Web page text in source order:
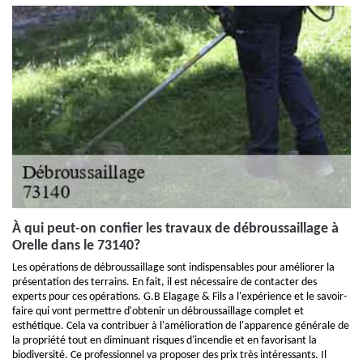
À qui peut-on confier les travaux de débroussaillage à
Orelle dans le 73140?
Les opérations de débroussaillage sont indispensables pour améliorer la
présentation des terrains. En fait, il est nécessaire de contacter des
experts pour ces opérations. G.B Elagage & Fils a l'expérience et le savoir-
faire qui vont permettre d'obtenir un débroussaillage complet et
esthétique. Cela va contribuer à l'amélioration de l'apparence générale de
la propriété tout en diminuant risques d'incendie et en favorisant la
biodiversité. Ce professionnel va proposer des prix très intéressants. Il